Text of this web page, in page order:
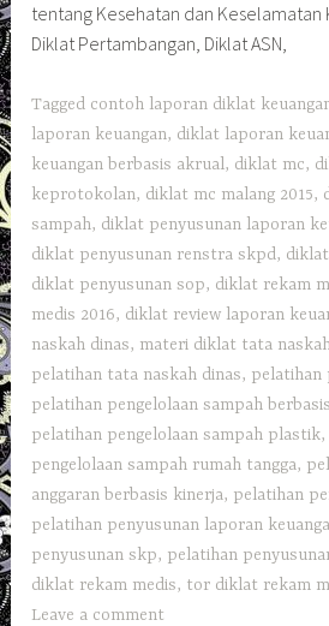
tentang Kesehatan dan Keselamatan
Diklat Pertambangan, Diklat ASN,
Tagged contoh laporan diklat
laporan keuangan, diklat laporan
keuangan berbasis akrual, diklat mc,
keprotokolan, diklat mc malang 2015,
sampah, diklat penyusunan laporan
diklat penyusunan renstra skpd,
diklat penyusunan sop, diklat rekam
medis 2016, diklat review laporan
naskah dinas, materi diklat tata
pelatihan tata naskah dinas, pelatihan
pelatihan pengelolaan sampah
pelatihan pengelolaan sampah plastik,
pengelolaan sampah rumah tangga,
anggaran berbasis kinerja, pelatihan
pelatihan penyusunan laporan
penyusunan skp, pelatihan
diklat rekam medis, tor diklat rekam
Leave a comment